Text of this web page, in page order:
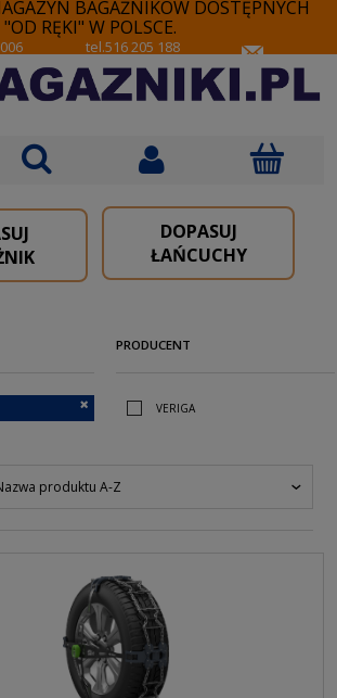
BAGAŻNIKÓW DOSTĘPNYCH
"OD RĘKI" W POLSCE.
tel.516 205 188
DOPASUJ
ŁAŃCUCHY
PRODUCENT
VERIGA
produktu A-Z